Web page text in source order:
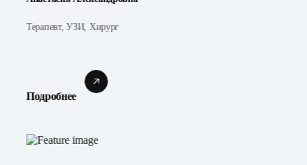
Терапевт, УЗИ, Хирург
Подробнее